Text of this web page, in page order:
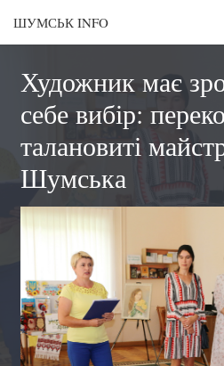
ШУМСЬК INFO
Художник має
себе вибір:
талановиті
Шумська